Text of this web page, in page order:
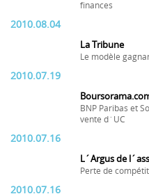
finances
2010.08.04
La Tribune
Le modèle
2010.07.19
BNP Paribas et
vente d´UC
2010.07.16
L´Argus de
Perte de
2010.07.16